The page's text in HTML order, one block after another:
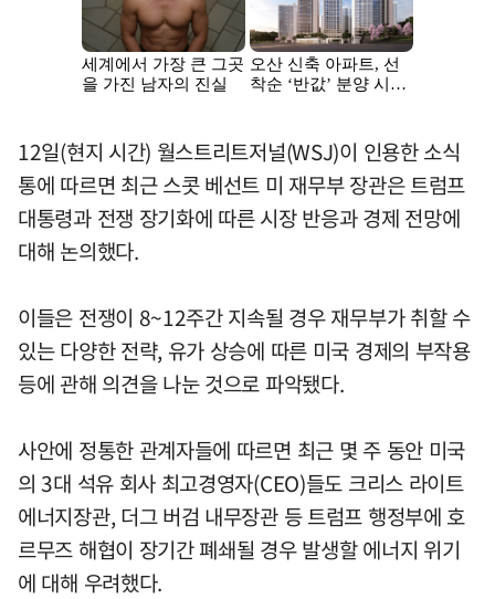
12일(현지 시간) 월스트리트저널(WSJ)이 인용한 소식
통에 따르면 최근 스콧 베선트 미 재무부 장관은 트럼프
대통령과 전쟁 장기화에 따른 시장 반응과 경제 전망에
대해 논의했다.
이들은 전쟁이 8~12주간 지속될 경우 재무부가 취할 수
있는 다양한 전략, 유가 상승에 따른 미국 경제의 부작용
등에 관해 의견을 나눈 것으로 파악됐다.
사안에 정통한 관계자들에 따르면 최근 몇 주 동안 미국
의 3대 석유 회사 최고경영자(CEO)들도 크리스 라이트
에너지장관, 더그 버검 내무장관 등 트럼프 행정부에 호
르무즈 해협이 장기간 폐쇄될 경우 발생할 에너지 위기
에 대해 우려했다.